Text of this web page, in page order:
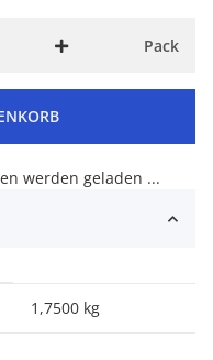
Pack
werden geladen ...
1,7500 kg